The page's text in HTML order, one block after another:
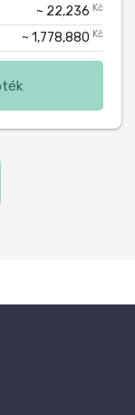
~ 22,236 Kč
~ 1,778,880 Kč